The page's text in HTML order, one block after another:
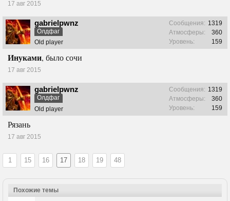
17 авг 2015
gabrielpwnz
Олдфаг
Old player
Сообщения: 1319
Атмосферы:
360
Уровень:
159
Инуками, было сочи
17 авг 2015
gabrielpwnz
Олдфаг
Old player
Сообщения: 1319
Атмосферы:
360
Уровень:
159
Рязань
17 авг 2015
1 15 16 17 18 19 48
Похожие темы